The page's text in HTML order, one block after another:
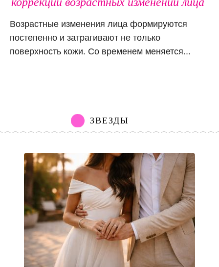
Возрастные изменения лица формируются
постепенно и затрагивают не только
поверхность кожи. Со временем меняется...
ЗВЕЗДЫ